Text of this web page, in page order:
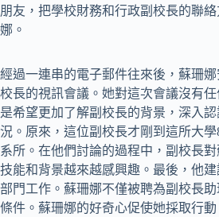
朋友，把學校財務和行政副校長的聯
娜。
經過一連串的電子郵件往來後，蘇珊娜
校長的視訊會議。她對這次會議沒有
是希望更加了解副校長的背景，深入
況。原來，這位副校長才剛到這所大
系所。在他們討論的過程中，副校長對
技能和背景越來越感興趣。最後，他
部門工作。蘇珊娜不僅被聘為副校長
條件。蘇珊娜的好奇心促使她採取行